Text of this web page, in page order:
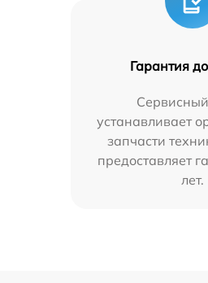
Гарантия
устанавливает
запчасти
предоставляет
лет.